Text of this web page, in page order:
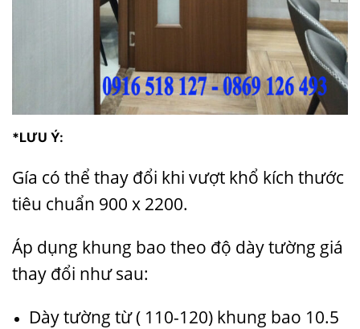
*LƯU Ý:
Gía có thể thay đổi khi vượt khổ kích thước
tiêu chuẩn 900 x 2200.
Áp dụng khung bao theo độ dày tường giá
thay đổi như sau:
Dày tường từ ( 110-120) khung bao 10.5